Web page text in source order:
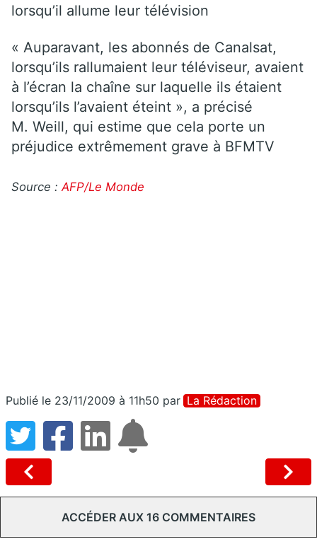
lorsqu’il allume leur télévision
« Auparavant, les abonnés de Canalsat,
lorsqu’ils rallumaient leur téléviseur, avaient
à l’écran la chaîne sur laquelle ils étaient
lorsqu’ils l’avaient éteint », a précisé
M. Weill, qui estime que cela porte un
préjudice extrêmement grave à BFMTV
Source : AFP/Le Monde
Publié le 23/11/2009 à 11h50 par La Rédaction
ACCÉDER AUX 16 COMMENTAIRES